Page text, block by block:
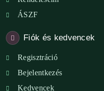
ÁSZF
Fiók és kedvencek
Regisztráció
Bejelentkezés
Kedvencek